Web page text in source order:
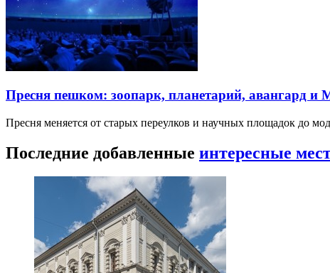
Пресня пешком: зоопарк, планетарий, авангард и
Пресня меняется от старых переулков и научных площадок до
Последние добавленные интересные